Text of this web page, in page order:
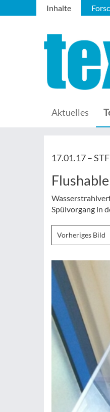
Inhalte
Aktuelles
17.01.17 –
Spülvorgang in
Vorheriges Bild